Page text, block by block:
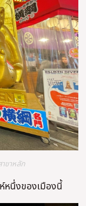
ขาหลัก
หนึ่งของเมืองนี้